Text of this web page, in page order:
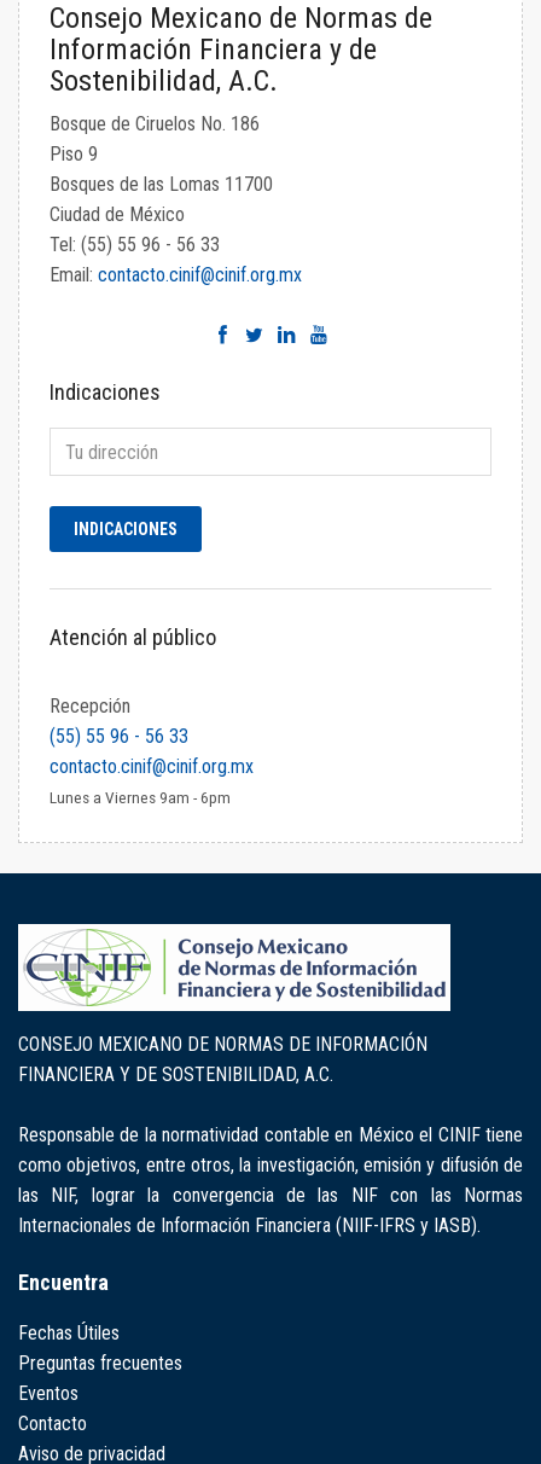
Consejo Mexicano de Normas de
Información Financiera y de
Sostenibilidad, A.C.
Bosque de Ciruelos No. 186
Piso 9
Bosques de las Lomas 11700
Ciudad de México
Tel: (55) 55 96 - 56 33
Email: contacto.cinif@cinif.org.mx
Indicaciones
Atención al público
Recepción
(55) 55 96 - 56 33
contacto.cinif@cinif.org.mx
Lunes a Viernes 9am - 6pm
CONSEJO MEXICANO DE NORMAS DE INFORMACIÓN
FINANCIERA Y DE SOSTENIBILIDAD, A.C.
Responsable de la normatividad contable en México el CINIF tiene
como objetivos, entre otros, la investigación, emisión y difusión de
las NIF, lograr la convergencia de las NIF con las Normas
Internacionales de Información Financiera (NIIF-IFRS y IASB).
Encuentra
Fechas Útiles
Preguntas frecuentes
Eventos
Contacto
Aviso de privacidad